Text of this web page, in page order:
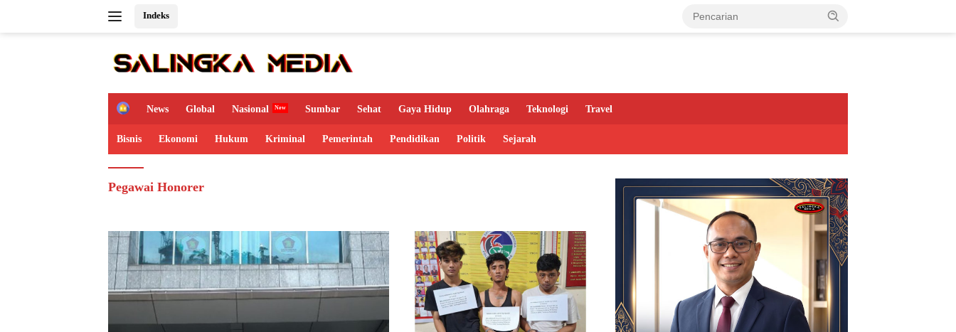
Indeks
H
m
e
News Global Nasional Sumbar Sehat Gaya Hidup Olahraga Teknologi Travel
Bisnis Ekonomi Hukum Kriminal Pemerintah Pendidikan Politik Sejarah
Pegawai Honorer